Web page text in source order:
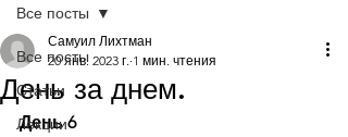
Все посты
Статьи
Лекции
Все посты
День за днем.
Самуил Лихтман
20 янв. 2023 г. 1 мин. чтения
День 6